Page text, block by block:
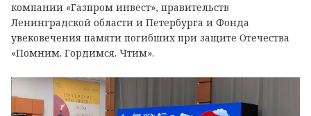
компании «Газпром инвест», правительств
Ленинградской области и Петербурга и Фонда
увековечения памяти погибших при защите Отечества
«Помним. Гордимся. Чтим».